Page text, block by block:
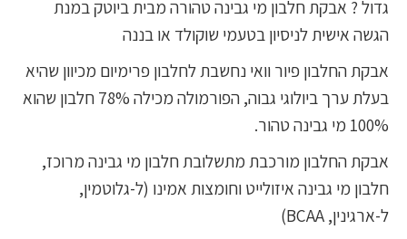
גדול ? אבקת חלבון מי גבינה טהורה מבית ביוטק במנת
הגשה אישית לניסיון בטעמי שוקולד או בננה
אבקת החלבון פיור וואי נחשבת לחלבון פרימיום מכיוון שהיא
בעלת ערך ביולוגי גבוה, הפורמולה מכילה 78% חלבון שהוא
100% מי גבינה טהור.
אבקת החלבון מורכבת מתשלובת חלבון מי גבינה מרוכז,
חלבון מי גבינה איזולייט וחומצות אמינו (ל-גלוטמין,
ל-ארגינין, BCAA)